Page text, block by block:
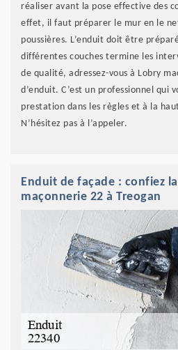
réaliser avant la pose effective des
effet, il faut préparer le mur en le
poussières. L’enduit doit être
différentes couches termine les
de qualité, adressez-vous à Lobry
d’enduit. C’est un professionnel qui
prestation dans les règles et à la
N’hésitez pas à l’appeler.
Enduit de façade : confiez
maçonnerie 22 à Treogan